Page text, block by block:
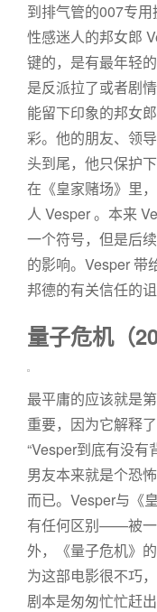
到排气管的007专
性感迷人的邦女郎
键的，是有最年轻
是反派拉了或者剧
能留下印象的邦女
彩。他的朋友、领
头到尾，他只保护
在《皇家赌场》里
人 Vesper 。本来
一个符号，但是后
的影响。Vesper 带
邦德的有关信任的
量子危机（
最平庸的应该就是
重要，因为它解释
“Vesper到底有没有
男友本来就是个恐
而已。Vesper与《
有任何区别——被一
外，《量子危机》
为这部电影很不巧
剧本是匆匆忙忙赶